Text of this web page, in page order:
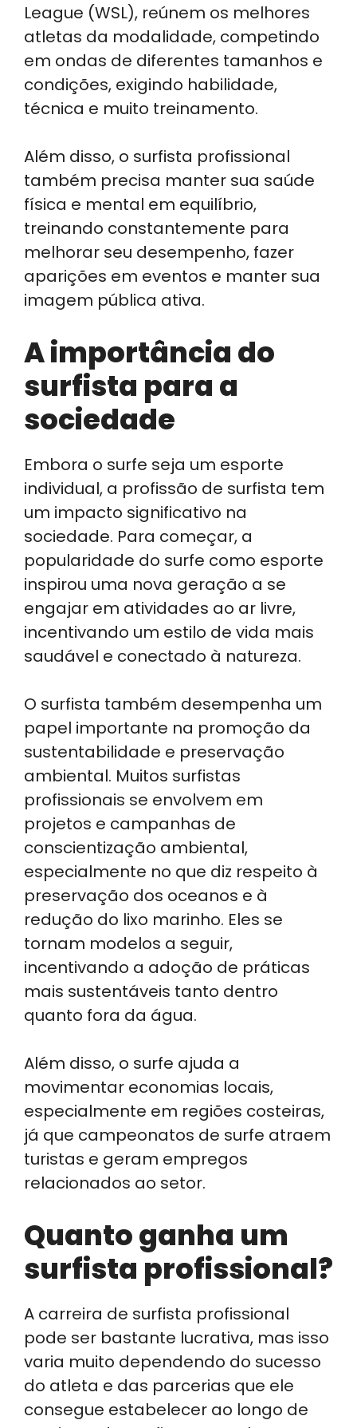
League (WSL), reúnem os melhores
atletas da modalidade, competindo
em ondas de diferentes tamanhos e
condições, exigindo habilidade,
técnica e muito treinamento.
Além disso, o surfista profissional
também precisa manter sua saúde
física e mental em equilíbrio,
treinando constantemente para
melhorar seu desempenho, fazer
aparições em eventos e manter sua
imagem pública ativa.
A importância do
surfista para a
sociedade
Embora o surfe seja um esporte
individual, a profissão de surfista tem
um impacto significativo na
sociedade. Para começar, a
popularidade do surfe como esporte
inspirou uma nova geração a se
engajar em atividades ao ar livre,
incentivando um estilo de vida mais
saudável e conectado à natureza.
O surfista também desempenha um
papel importante na promoção da
sustentabilidade e preservação
ambiental. Muitos surfistas
profissionais se envolvem em
projetos e campanhas de
conscientização ambiental,
especialmente no que diz respeito à
preservação dos oceanos e à
redução do lixo marinho. Eles se
tornam modelos a seguir,
incentivando a adoção de práticas
mais sustentáveis tanto dentro
quanto fora da água.
Além disso, o surfe ajuda a
movimentar economias locais,
especialmente em regiões costeiras,
já que campeonatos de surfe atraem
turistas e geram empregos
relacionados ao setor.
Quanto ganha um
surfista profissional?
A carreira de surfista profissional
pode ser bastante lucrativa, mas isso
varia muito dependendo do sucesso
do atleta e das parcerias que ele
consegue estabelecer ao longo de